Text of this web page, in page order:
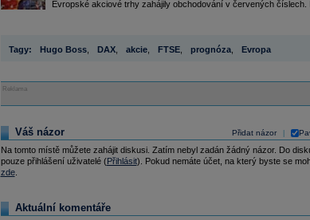
Evropské akciové trhy zahájily obchodování v červených číslech.
Tagy: Hugo Boss, DAX, akcie, FTSE, prognóza, Evropa
Reklama
Přidat názor
Váš názor
Na tomto místě můžete zahájit diskusi. Zatím nebyl zadán žádný názor. Do
pouze přihlášení uživatelé (Přihlásit). Pokud nemáte účet, na který byste se
zde.
Aktuální komentáře